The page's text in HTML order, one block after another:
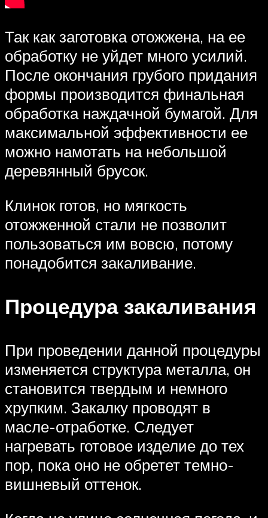
Так как заготовка отожжена, на ее
обработку не уйдет много усилий.
После окончания грубого придания
формы производится финальная
обработка наждачной бумагой. Для
максимальной эффективности ее
можно намотать на небольшой
деревянный брусок.
Клинок готов, но мягкость
отожженной стали не позволит
пользоваться им вовсю, потому
понадобится закаливание.
Процедура закаливания
При проведении данной процедуры
изменяется структура металла, он
становится твердым и немного
хрупким. Закалку проводят в
масле-отработке. Следует
нагревать готовое изделие до тех
пор, пока оно не обретет темно-
вишневый оттенок.